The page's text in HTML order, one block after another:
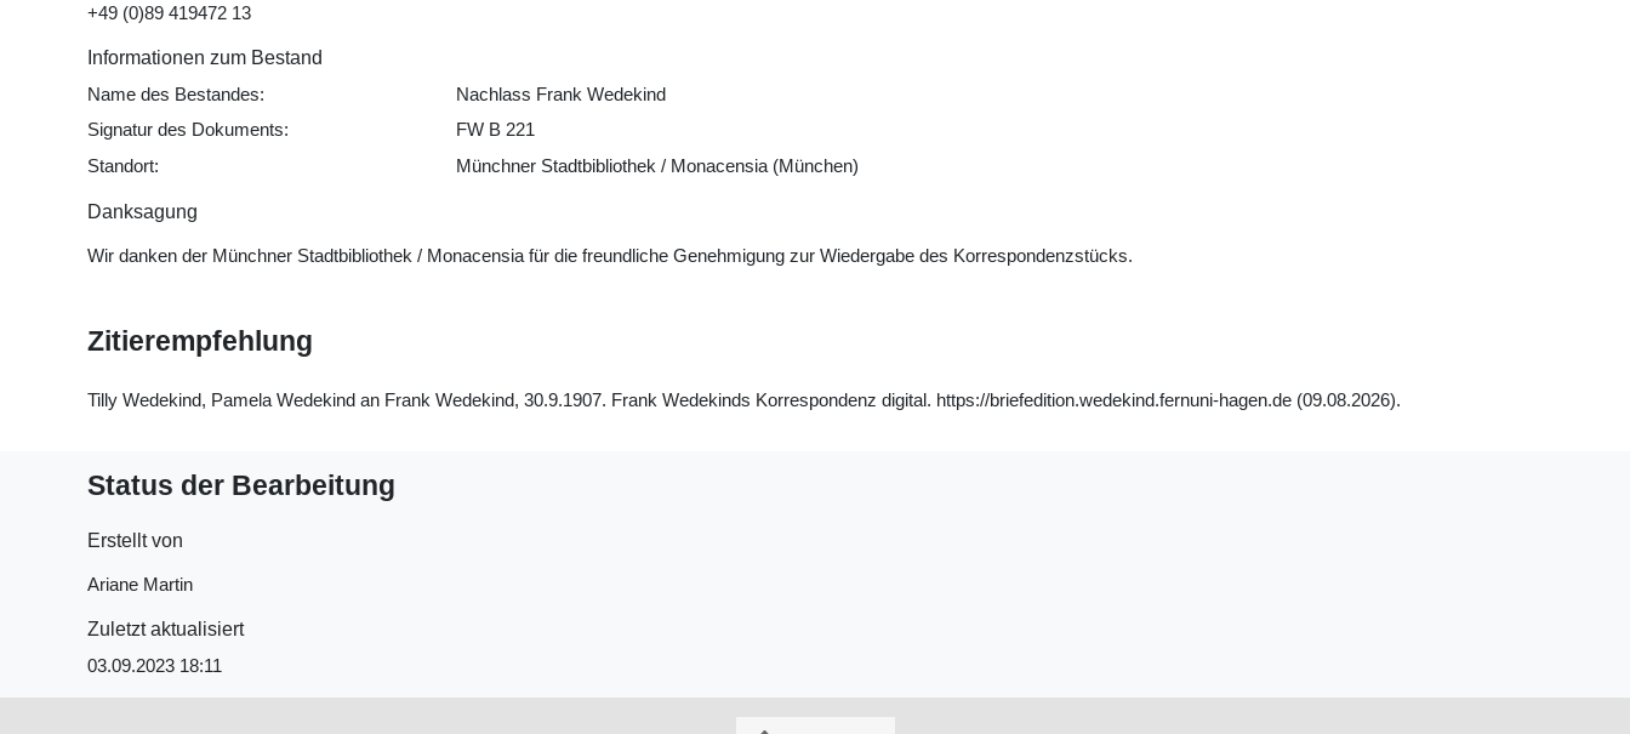
+49 (0)89 419472 13
Informationen zum Bestand
Name des Bestandes:
Nachlass Frank Wedekind
Signatur des Dokuments:
FW B 221
Standort:
Münchner Stadtbibliothek / Monacensia (München)
Danksagung
Wir danken der Münchner Stadtbibliothek / Monacensia für die freundliche Genehmigung zur Wiedergabe des Korrespondenzstücks.
Zitierempfehlung
Tilly Wedekind, Pamela Wedekind an Frank Wedekind, 30.9.1907. Frank Wedekinds Korrespondenz digital. https://briefedition.wedekind.fernuni-hagen.de (09.08.2026).
Status der Bearbeitung
Erstellt von
Ariane Martin
Zuletzt aktualisiert
03.09.2023 18:11